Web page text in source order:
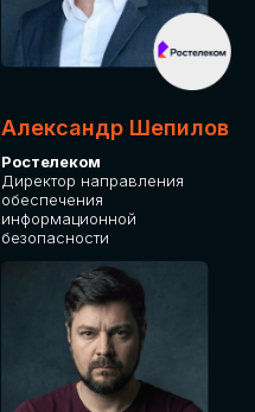
Александр Шепилов
Ростелеком
Директор направления
обеспечения
информационной
безопасности